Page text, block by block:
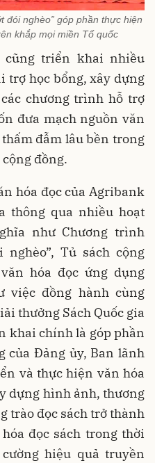
đói nghèo” góp phần thực hiện
khắp mọi miền Tổ quốc
cũng triển khai nhiều
trợ học bổng, xây dựng
chương trình hỗ trợ
đưa mạch nguồn văn
đẫm lâu bền trong
đồng.
hóa đọc của Agribank
thông qua nhiều hoạt
như Chương trình
Tủ sách cộng
hóa đọc ứng dụng
việc đồng hành cùng
thưởng Sách Quốc gia
khai chính là góp phần
của Đảng ủy, Ban lãnh
và thực hiện văn hóa
dựng hình ảnh, thương
trào đọc sách trở thành
đọc sách trong thời
hiệu quả truyền